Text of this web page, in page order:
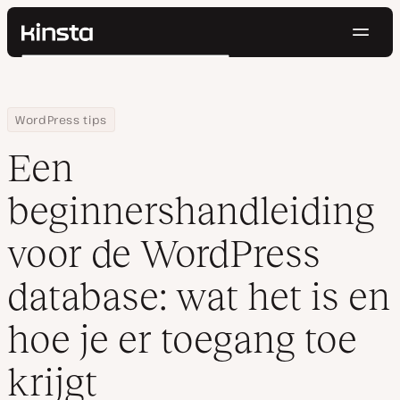
Kinsta®
Prijzen
Contact
Zoeken
Home
Hulpbronnen
Blog
WordPress tips
Een beginnershandleiding voor de WordPress database: wat
Een
beginnershandleiding
voor de WordPress
database: wat het is en
hoe je er toegang toe
krijgt